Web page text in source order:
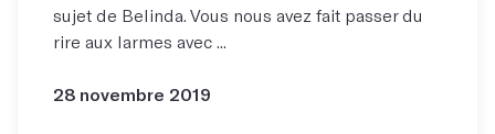
sujet de Belinda. Vous nous avez fait passer du
rire aux larmes avec ...
28 novembre 2019